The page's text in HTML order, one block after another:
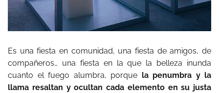
Es una fiesta en comunidad, una fiesta de amigos, de
compañeros… una fiesta en la que la belleza inunda
cuanto el fuego alumbra, porque la penumbra y la
llama resaltan y ocultan cada elemento en su justa